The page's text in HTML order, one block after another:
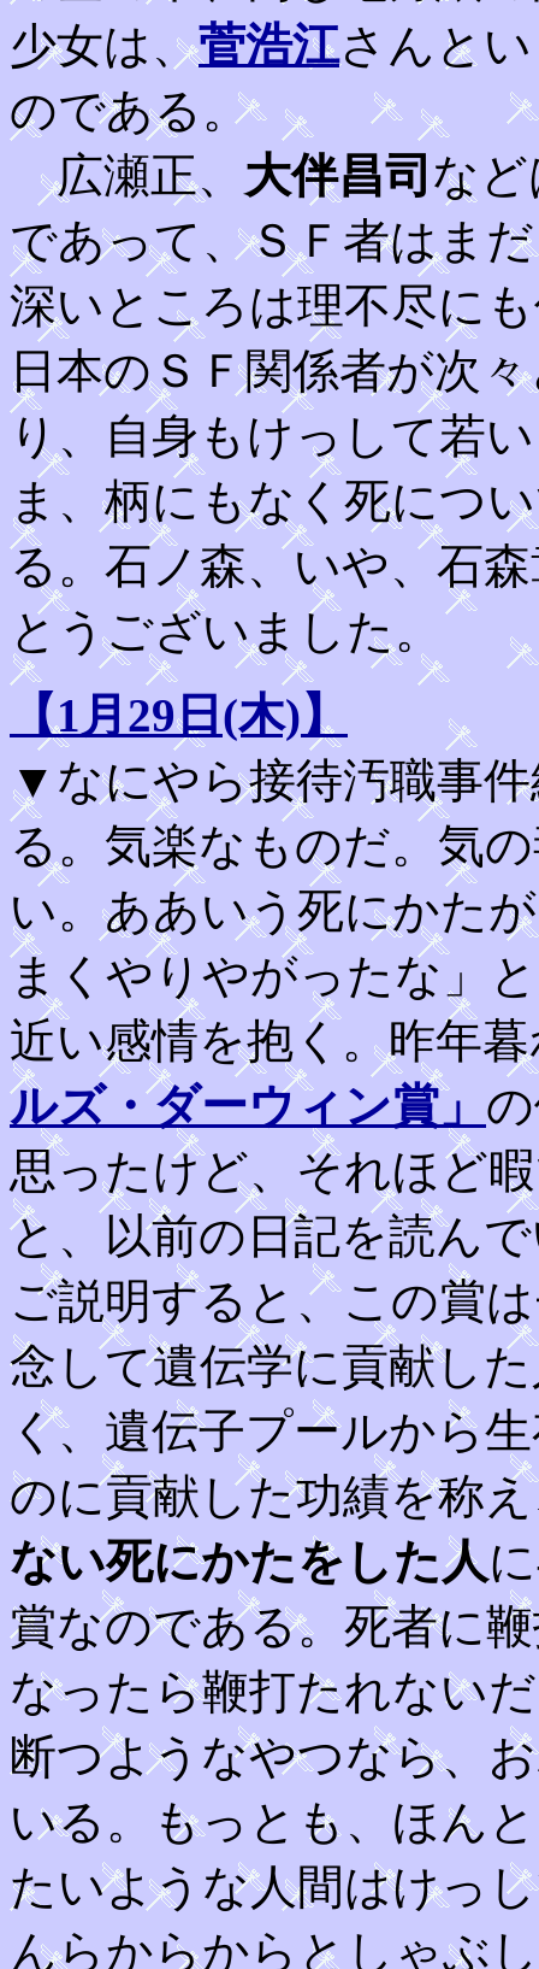
少女は、菅浩江さんと
のである。
広瀬正、 大伴昌司 な
であって、ＳＦ者はま
深いところは理不尽に
日本のＳＦ関係者が次
り、自身もけっして若
ま、柄にもなく死につ
る。石ノ森、いや、石
とうございました。
【1月29日(木)】
▼なにやら接待汚職事
る。気楽なものだ。気
い。ああいう死にかた
まくやりやがったな」
近い感情を抱く。昨年
ルズ・ダーウィン賞」
思ったけど、それほど
と、以前の日記を読ん
ご説明すると、この賞
念して遺伝学に貢献し
く、遺伝子プールから
のに貢献した功績を称
ない死にかたをした人
賞なのである。死者に
なったら鞭打たれない
断つようなやつなら、
いる。もっとも、ほん
たいような人間はけっ
んらからからとしゃぶ